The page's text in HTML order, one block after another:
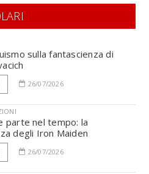
sulla fantascienza di
26/07/2026
parte nel tempo: la
degli Iron Maiden
26/07/2026